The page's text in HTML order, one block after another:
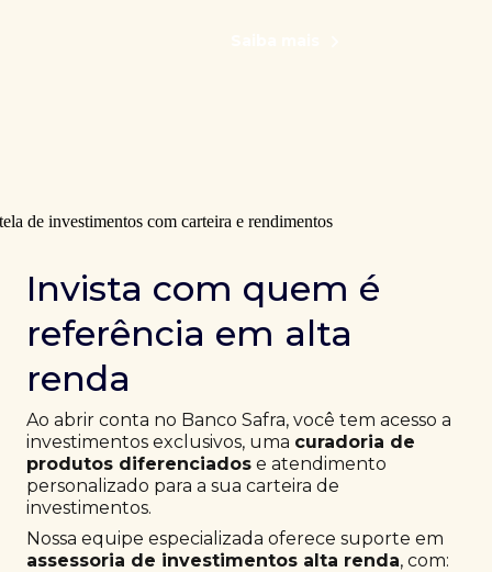
Invista com quem é
referência em alta
renda
Ao abrir conta no Banco Safra, você tem acesso a
investimentos exclusivos, uma curadoria de
produtos diferenciados e atendimento
personalizado para a sua carteira de
investimentos.
Nossa equipe especializada oferece suporte em
assessoria de investimentos alta renda, com: